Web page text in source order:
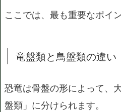
ここでは、最も重要なポイ
竜盤類と鳥盤類の違い
恐竜は骨盤の形によって、
盤類」に分けられます。